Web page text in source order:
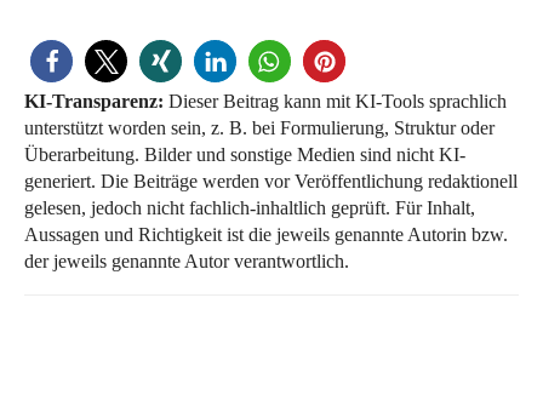
KI-Transparenz: Dieser Beitrag kann mit KI-Tools sprachlich
unterstützt worden sein, z. B. bei Formulierung, Struktur oder
Überarbeitung. Bilder und sonstige Medien sind nicht KI-
generiert. Die Beiträge werden vor Veröffentlichung redaktionell
gelesen, jedoch nicht fachlich-inhaltlich geprüft. Für Inhalt,
Aussagen und Richtigkeit ist die jeweils genannte Autorin bzw.
der jeweils genannte Autor verantwortlich.